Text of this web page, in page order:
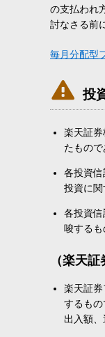
の支払われ
討なさる前
毎月分配型
 投
楽天証
たもの
各投資
投資に
各投資
唆する
（楽天
楽天証
するも
出入額